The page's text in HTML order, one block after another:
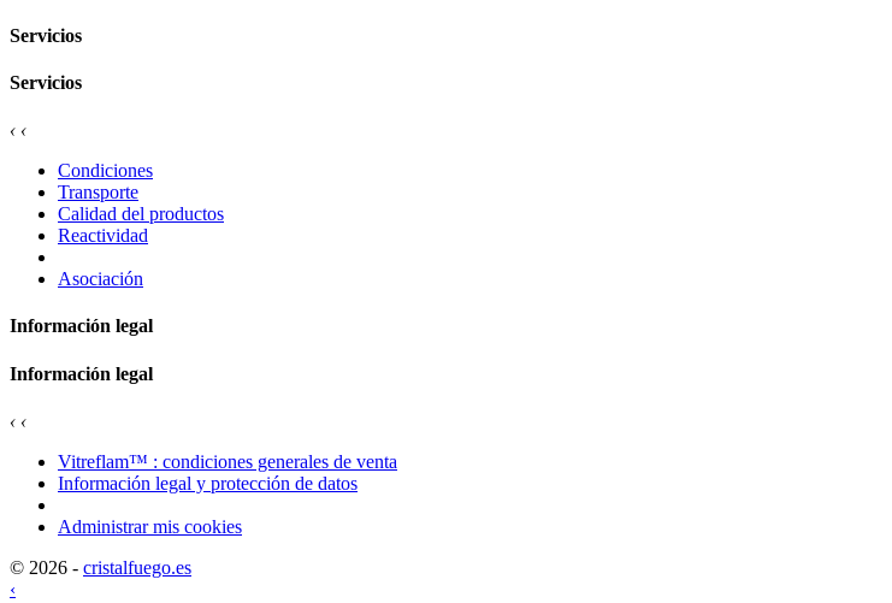
Servicios
Servicios
‹ ‹
Condiciones
Transporte
Calidad del productos
Reactividad
Asociación
Información legal
Información legal
‹ ‹
Vitreflam™ : condiciones generales de venta
Información legal y protección de datos
Administrar mis cookies
© 2026 - cristalfuego.es
‹